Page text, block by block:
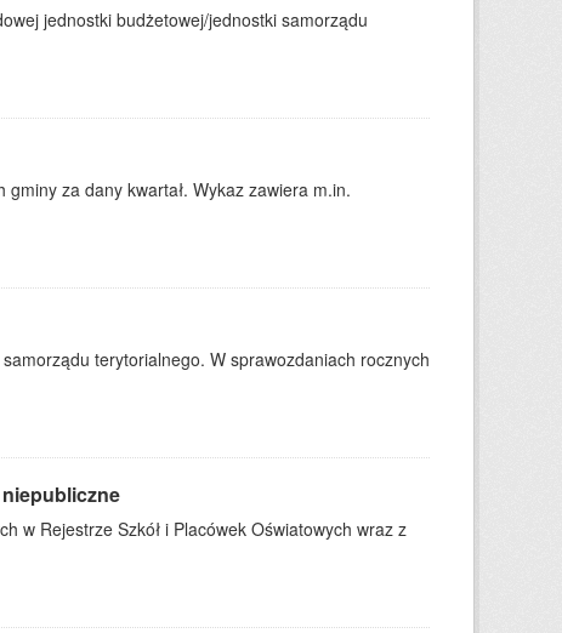
jednostki budżetowej/jednostki samorządu
za dany kwartał. Wykaz zawiera m.in.
terytorialnego. W sprawozdaniach rocznych
w Rejestrze Szkół i Placówek Oświatowych wraz z